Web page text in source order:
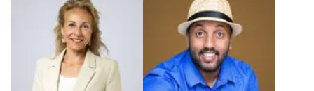
hoger niveau met lessen uit
de ruimtevaart.
leerstrategieën voor directe
toepassing.